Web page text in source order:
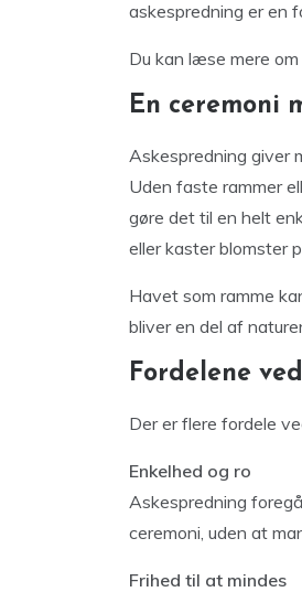
askespredning er en
Du kan læse mere om
En ceremoni
Askespredning giver
Uden faste rammer
gøre det til en helt
eller kaster blomster
Havet som ramme
bliver en del af
Fordelene
Der er flere fordele
Enkelhed og ro
Askespredning
ceremoni, uden at
Frihed til at mindes